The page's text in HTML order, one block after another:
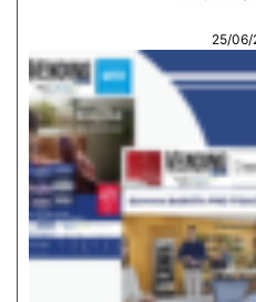
25/06/